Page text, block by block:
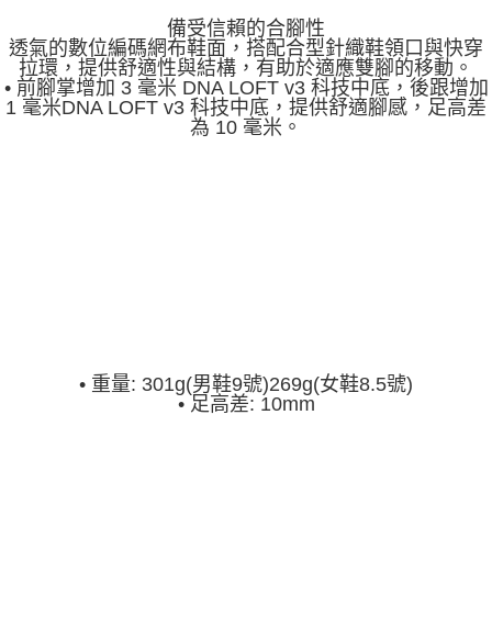
備受信賴的合腳性
透氣的數位編碼網布鞋面，搭配合型針織鞋領口與快穿
拉環，提供舒適性與結構，有助於適應雙腳的移動。
• 前腳掌增加 3 毫米 DNA LOFT v3 科技中底，後跟增加
1 毫米DNA LOFT v3 科技中底，提供舒適腳感，足高差
為 10 毫米。
• 重量: 301g(男鞋9號)269g(女鞋8.5號)
• 足高差: 10mm